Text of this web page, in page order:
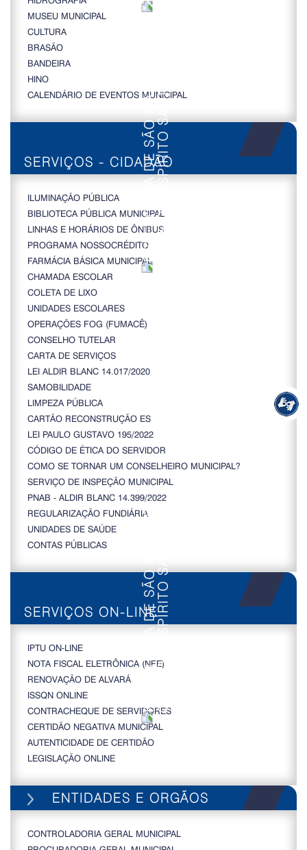
MUSEU MUNICIPAL
CULTURA
BRASÃO
BANDEIRA
HINO
CALENDÁRIO DE EVENTOS MUNICIPAL
SERVIÇOS - CIDADÃO
ILUMINAÇÃO PÚBLICA
BIBLIOTECA PÚBLICA MUNICIPAL
LINHAS E HORÁRIOS DE ÔNIBUS
PROGRAMA NOSSOCRÉDITO
FARMÁCIA BÁSICA MUNICIPAL
CHAMADA ESCOLAR
COLETA DE LIXO
UNIDADES ESCOLARES
OPERAÇÕES FOG (FUMACÊ)
CONSELHO TUTELAR
CARTA DE SERVIÇOS
LEI ALDIR BLANC 14.017/2020
SAMOBILIDADE
LIMPEZA PÚBLICA
CARTÃO RECONSTRUÇÃO ES
LEI PAULO GUSTAVO 195/2022
CÓDIGO DE ÉTICA DO SERVIDOR
COMO SE TORNAR UM CONSELHEIRO MUNICIPAL?
SERVIÇO DE INSPEÇÃO MUNICIPAL
PNAB - ALDIR BLANC 14.399/2022
REGULARIZAÇÃO FUNDIÁRIA
UNIDADES DE SAÚDE
CONTAS PÚBLICAS
SERVIÇOS ON-LINE
IPTU ON-LINE
NOTA FISCAL ELETRÔNICA (NFE)
RENOVAÇÃO DE ALVARÁ
ISSQN ONLINE
CONTRACHEQUE DE SERVIDORES
CERTIDÃO NEGATIVA MUNICIPAL
AUTENTICIDADE DE CERTIDÃO
LEGISLAÇÃO ONLINE
ENTIDADES E ORGÃOS
CONTROLADORIA GERAL MUNICIPAL